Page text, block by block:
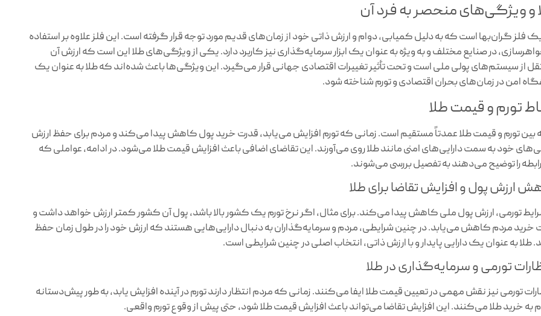
و ویژگی‌های منحصر به فرد آن
فلز گران‌بها است که به دلیل کمیابی، دوام و ارزش ذاتی خود از زمان‌های قدیم مورد توجه قرار گرفته است. این فلز علاوه بر استفاده
در صنایع مختلف و به ویژه به عنوان یک ابزار سرمایه‌گذاری نیز کاربرد دارد. یکی از ویژگی‌های طلا این است که ارزش آن
از سیستم‌های پولی ملی است و تحت تأثیر تغییرات اقتصادی جهانی قرار می‌گیرد. این ویژگی‌ها باعث شده‌اند که طلا به عنوان یک
امن در زمان‌های بحران اقتصادی و تورم شناخته شود.
تورم و قیمت طلا
بین تورم و قیمت طلا عمدتاً مستقیم است. زمانی که تورم افزایش می‌یابد، قدرت خرید پول کاهش پیدا می‌کند و مردم برای حفظ ارزش
خود به سمت دارایی‌های امنی مانند طلا روی می‌آورند. این تقاضای اضافی باعث افزایش قیمت طلا می‌شود. در ادامه، عواملی که
را توضیح می‌دهند به تفصیل بررسی می‌شوند.
ارزش پول و افزایش تقاضا برای طلا
تورمی، ارزش پول ملی کاهش پیدا می‌کند. برای مثال، اگر نرخ تورم یک کشور بالا باشد، پول آن کشور کمتر ارزش خواهد داشت و
خرید مردم کاهش می‌یابد. در چنین شرایطی، مردم و سرمایه‌گذاران به دنبال دارایی‌هایی هستند که ارزش خود را در طول زمان حفظ
طلا به عنوان یک دارایی پایدار و با ارزش ذاتی، انتخاب اصلی در چنین شرایطی است.
تورمی و سرمایه‌گذاری در طلا
تورمی نیز نقش مهمی در تعیین قیمت طلا ایفا می‌کنند. زمانی که مردم انتظار دارند تورم در آینده افزایش یابد، به طور پیش‌دستانه
به خرید طلا می‌کنند. این افزایش تقاضا می‌تواند باعث افزایش قیمت طلا شود، حتی پیش از وقوع تورم واقعی.